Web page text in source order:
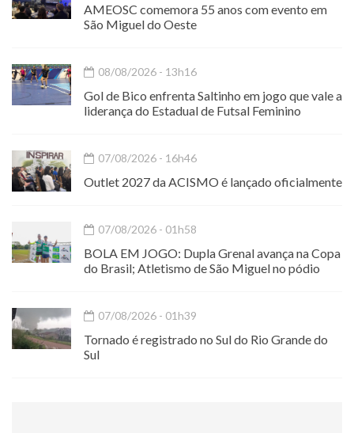
AMEOSC comemora 55 anos com evento em
São Miguel do Oeste
08/08/2026 - 13h16
Gol de Bico enfrenta Saltinho em jogo que vale a
liderança do Estadual de Futsal Feminino
07/08/2026 - 16h46
Outlet 2027 da ACISMO é lançado oficialmente
07/08/2026 - 01h58
BOLA EM JOGO: Dupla Grenal avança na Copa
do Brasil; Atletismo de São Miguel no pódio
07/08/2026 - 01h39
Tornado é registrado no Sul do Rio Grande do
Sul